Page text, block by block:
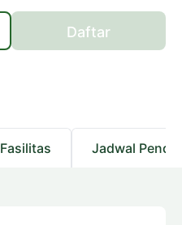
Daftar
Fasilitas Jadwal